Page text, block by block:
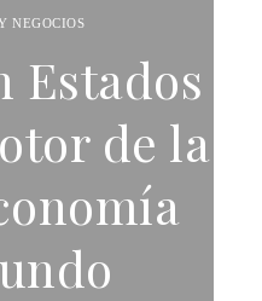
NEGOCIOS
Estados
de la